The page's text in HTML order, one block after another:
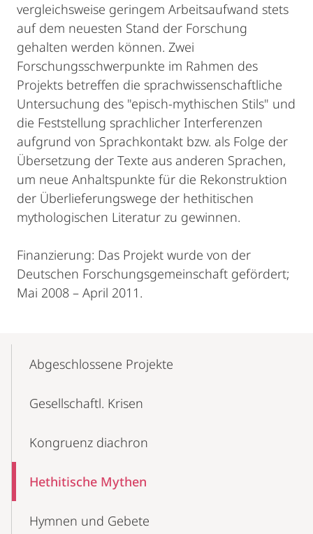
vergleichsweise geringem Arbeitsaufwand stets
auf dem neuesten Stand der Forschung
gehalten werden können. Zwei
Forschungsschwerpunkte im Rahmen des
Projekts betreffen die sprachwissenschaftliche
Untersuchung des "episch-mythischen Stils" und
die Feststellung sprachlicher Interferenzen
aufgrund von Sprachkontakt bzw. als Folge der
Übersetzung der Texte aus anderen Sprachen,
um neue Anhaltspunkte für die Rekonstruktion
der Überlieferungswege der hethitischen
mythologischen Literatur zu gewinnen.
Finanzierung: Das Projekt wurde von der
Deutschen Forschungsgemeinschaft gefördert;
Mai 2008 – April 2011.
NavigationAbgeschlossene Projekte
Gesellschaftl. Krisen
Kongruenz diachron
Hethitische Mythen
Hymnen und Gebete